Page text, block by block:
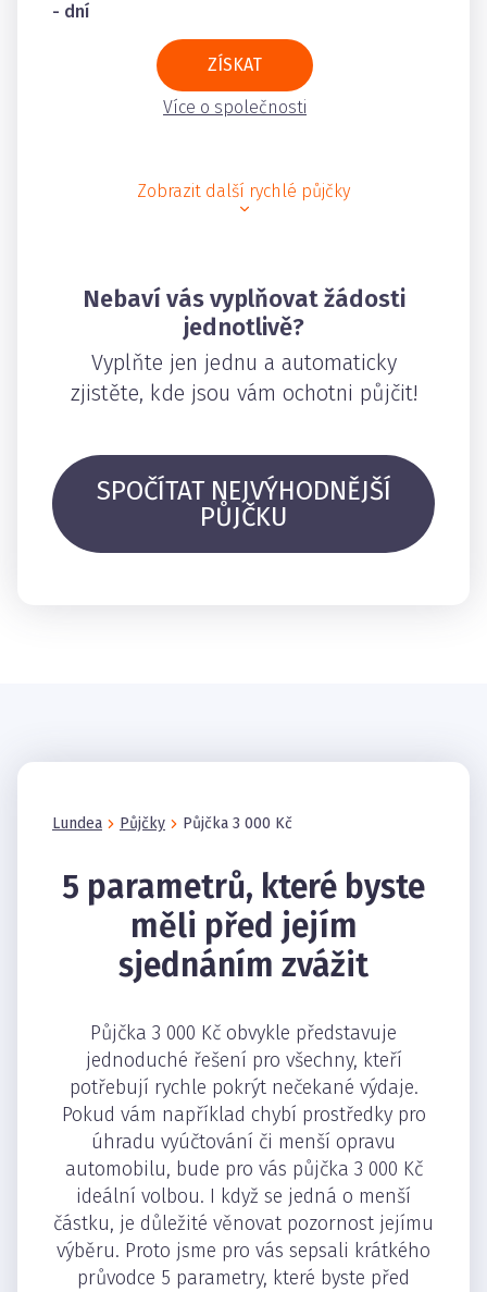
- dní
ZÍSKAT
Více o společnosti
Zobrazit další rychlé půjčky
Nebaví vás vyplňovat žádosti
jednotlivě?
Vyplňte jen jednu a automaticky
zjistěte, kde jsou vám ochotni půjčit!
SPOČÍTAT NEJVÝHODNĚJŠÍ
PŮJČKU
Lundea Půjčky Půjčka 3 000 Kč
5 parametrů, které byste
měli před jejím
sjednáním zvážit
Půjčka 3 000 Kč obvykle představuje
jednoduché řešení pro všechny, kteří
potřebují rychle pokrýt nečekané výdaje.
Pokud vám například chybí prostředky pro
úhradu vyúčtování či menší opravu
automobilu, bude pro vás půjčka 3 000 Kč
ideální volbou. I když se jedná o menší
částku, je důležité věnovat pozornost jejímu
výběru. Proto jsme pro vás sepsali krátkého
průvodce 5 parametry, které byste před